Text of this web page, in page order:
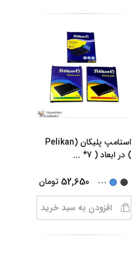
استامپ پلیکان (Pelikan
) در ابعاد ( 7*
...
...
52,650 تومان
افزودن به سبد خرید